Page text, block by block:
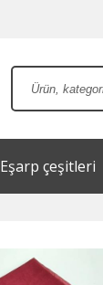
Eşarp çeşitleri